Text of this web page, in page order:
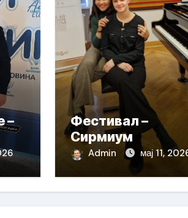
–
Фестивал –
Сирмиум
Admin мај 11,